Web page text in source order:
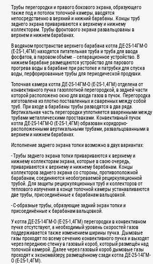
Трубы перегородки и правого бокового экрана, образующего
также под и потолок топочной камеры, вводятся
непосредственно в верхний и нижний барабаны. Концы труб
заднего экрана привариваются к верхнему и нижнему
коллекторам. Трубы фронтового экрана развальцованы в
верхнем и нижнем барабанах.
В водяном пространстве верхнего барабана котла ДЕ-25-14ГМ-О
(Е-25-1,4ГМ) находятся питательная труба и труба для ввода
фосфатов, в паровом объёме – сепарационное устройство. В
нижнем барабане размещаются устройство для парового
прогрева воды в барабане при растопке и патрубки для спуска
воды, перфорированные трубы для периодической продувки.
Топочная камера котла ДЕ-25-14ГМ-О (Е-25-1,4ГМ) отделена от
конвективного пучка газоплотной перегородкой, в задней части
которой расположено окно для входа газов в пучок. Перегородка
изготовлена из плотно поставленных и сваренных между собой
труб. При входе в барабаны трубы разводятся в два ряда.
Вертикальная часть перегородки уплотняется вваренными между
трубами металлическими проставками. Конвективный пучок
котла ДЕ-25-14ГМ-О (Е-25-1,4ГМ) образован коридорно-
расположенными вертикальными трубами, развальцованными в
верхнем и нижнем барабанах.
Исполнение заднего экрана топки возможно в двух вариантах:
- Трубы заднего экрана топки привариваются к верхнему и
нижнему коллекторам экрана, которые в свою очередь,
привариваются к верхнему и нижнему барабанам. Концы
коллекторов заднего экрана со стороны, противоположной
барабанам, соединяются необогреваемой рециркуляционной
трубой. Для защиты рециркуляционных труб и коллекторов от
теплового излучения в конце топочной камеры устанавливаются
две трубы, присоединённые к барабанам вальцовкой.
- С-образные трубы, образующие задний экран топки и
присоединённые к барабанам вальцовкой.
У котла ДЕ-25-14ГМ-О (Е-25-1,4ГМ) перегородки в конвективном
пучке отсутствуют, а необходимый уровень скоростей газов
поддерживается также изменением ширины пучка. Дымовые
газы проходят по всему сечению конвективного пучка и выходят
через переднюю стенку в газовый короб, который размещён над
топочной камерой. Далее через газовый короб дымовые газы
проходят к экономайзеру, размещённому сзади котла ДЕ-25-14ГМ-
О (Е-25-1,4ГМ).